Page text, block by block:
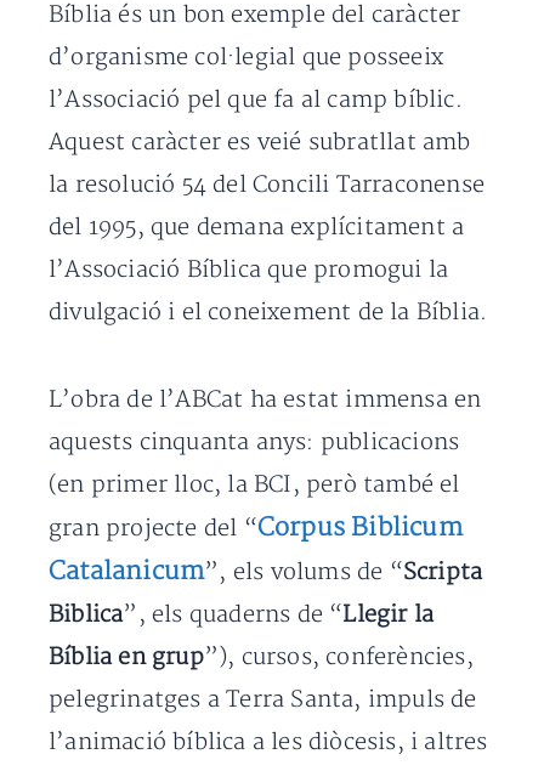
Bíblia és un bon exemple del caràcter
d’organisme col·legial que posseeix
l’Associació pel que fa al camp bíblic.
Aquest caràcter es veié subratllat amb
la resolució 54 del Concili Tarraconense
del 1995, que demana explícitament a
l’Associació Bíblica que promogui la
divulgació i el coneixement de la Bíblia.
L’obra de l’ABCat ha estat immensa en
aquests cinquanta anys: publicacions
(en primer lloc, la BCI, però també el
gran projecte del “Corpus Biblicum
Catalanicum”, els volums de “Scripta
Biblica”, els quaderns de “Llegir la
Bíblia en grup”), cursos, conferències,
pelegrinatges a Terra Santa, impuls de
l’animació bíblica a les diòcesis, i altres